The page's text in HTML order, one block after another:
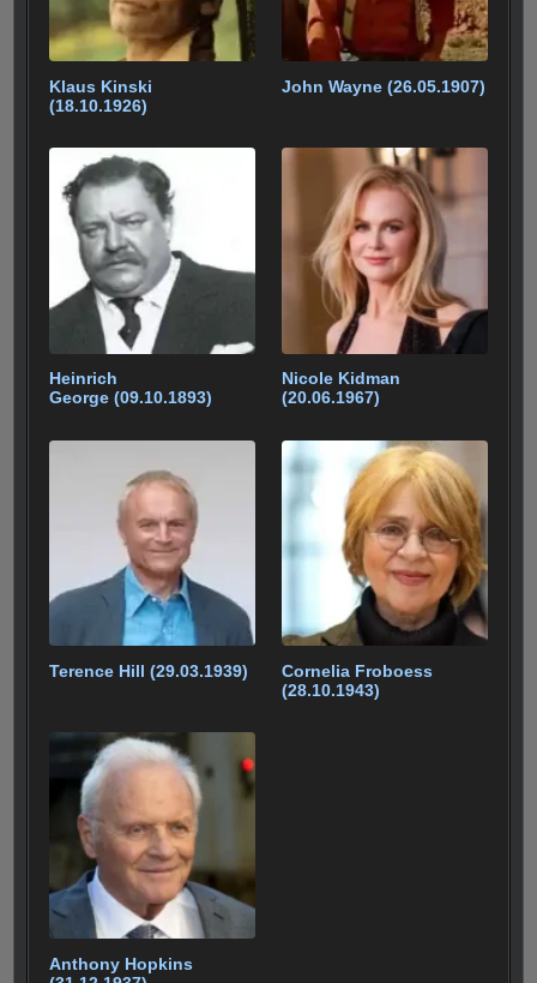
Klaus Kinski
(18.10.1926)
John Wayne (26.05.1907)
Heinrich
George (09.10.1893)
Nicole Kidman
(20.06.1967)
Terence Hill (29.03.1939)
Cornelia Froboess
(28.10.1943)
Anthony Hopkins